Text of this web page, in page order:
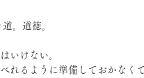
。道徳。
いけない。
れるように準備しておかなく